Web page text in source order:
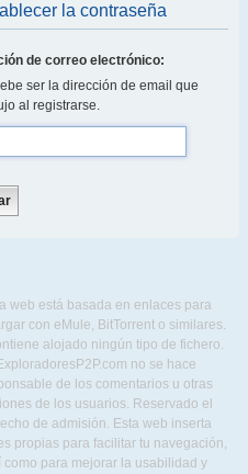
la contraseña
de correo electrónico:
ser la dirección de email que
al registrarse.
web está basada en enlaces para
con eMule, BitTorrent o similares.
alojado ningún tipo de fichero.
no se hace
de los comentarios u otras
de los usuarios. Reservado el
de admisión. Esta web inserta
propias para facilitar tu navegación,
como para mejorar la usabilidad y